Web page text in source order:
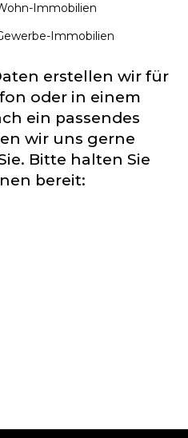
Immobilien
Immobilien
erstellen wir für
oder in einem
ein passendes
wir uns gerne
Bitte halten Sie
bereit: